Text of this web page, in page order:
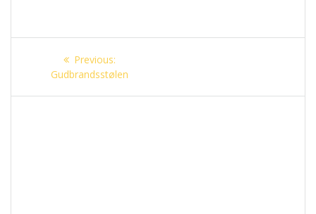
Innleggsnavigasjon
Previous:Previous
post:
Gudbrandsstølen